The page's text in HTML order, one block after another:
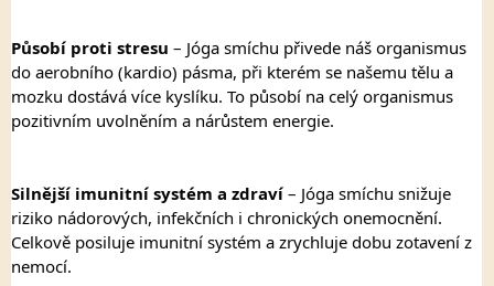
Působí proti stresu – Jóga smíchu přivede náš organismus
do aerobního (kardio) pásma, při kterém se našemu tělu a
mozku dostává více kyslíku. To působí na celý organismus
pozitivním uvolněním a nárůstem energie.
Silnější imunitní systém a zdraví – Jóga smíchu snižuje
riziko nádorových, infekčních i chronických onemocnění.
Celkově posiluje imunitní systém a zrychluje dobu zotavení z
nemocí.